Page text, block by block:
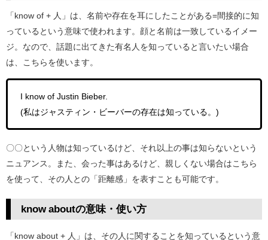
「know of + 人」は、名前や存在を耳にしたことがある=間接的に知
っているという意味で使われます。顔と名前は一致しているイメー
ジ。なので、話題に出てきた有名人を知っていると言いたい場合
は、こちらを使います。
I know of Justin Bieber.
(私はジャスティン・ビーバーの存在は知っている。)
〇〇という人物は知っているけど、それ以上の事は知らないという
ニュアンス。また、会った事はあるけど、親しくない場合はこちら
を使って、その人との「距離感」を表すことも可能です。
know aboutの意味・使い方
「know about + 人」は、その人に関することを知っているという意